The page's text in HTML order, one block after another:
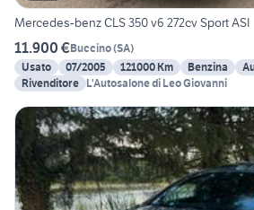
Mercedes-benz CLS 350 v6 272cv Sport ASI
11.900 €Buccino(SA)
Usato
07/2005 121000 Km Benzina
Rivenditore L'Autosalone di Leo Giovanni